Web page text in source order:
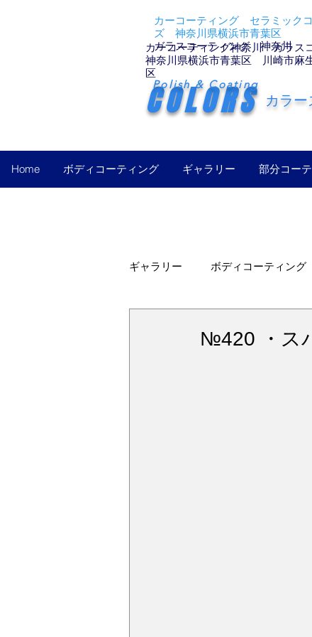
カーコーティング セラミック
ズ 神奈川県横浜市青葉区
ガラスコーティング 神奈川
カーコーティング神奈川 ガラ
神奈川県横浜市青葉区 川崎市
区
COLORS
Polish & Coating
カラー
Home ボディコーティング ギャラリー 部分コー
ギャラリー ボディコーティング
№420 ・ス